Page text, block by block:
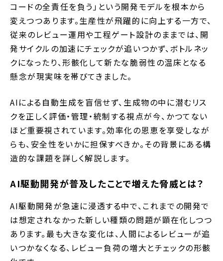
コードの全責任を負う」という開発モデルを根本から
変えつつあります。生産性が飛躍的に向上する一方で、
従来のレビュー運用や工程ゲート設計のままでは、開
発サイクルの加速にチェックが追いつかず、ボトルネッ
クになったり、形骸化して新たな脆弱性の温床となる
懸念が現実味を帯びてきました。
AIによる自動生成を盲信せず、生成物の中に潜むリス
クを正しく評価・管理・統制する視点が今、かつてない
ほど重要視されています。効率化の恩恵を享受しなが
らも、安全性をいかに担保すべきか。その背景にある構
造的な課題を詳しく解説します。
AI駆動開発が普及したことで増えた脅威とは？
AI駆動開発が急速に浸透する中で、これまでの開発で
は想定されなかった新しい種類の問題が顕在化しつつ
あります。最も大きな変化は、人間によるレビューが追
いつかなくなる、レビュー負荷の増大とチェックの形骸